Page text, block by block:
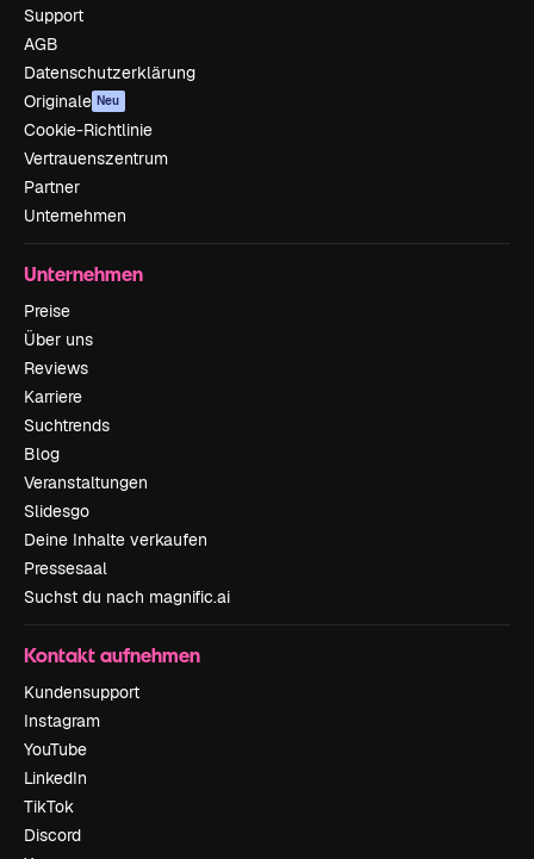
Support
AGB
Datenschutzerklärung
Originale Neu
Cookie-Richtlinie
Vertrauenszentrum
Partner
Unternehmen
Unternehmen
Preise
Über uns
Reviews
Karriere
Suchtrends
Blog
Veranstaltungen
Slidesgo
Deine Inhalte verkaufen
Pressesaal
Suchst du nach magnific.ai
Kontakt aufnehmen
Kundensupport
Instagram
YouTube
LinkedIn
TikTok
Discord